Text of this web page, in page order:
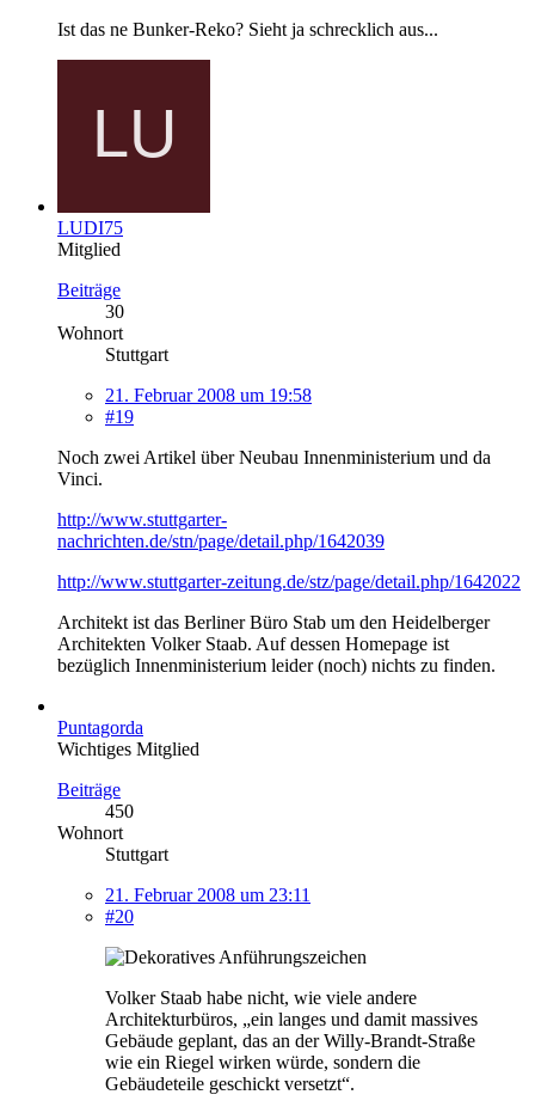
Ist das ne Bunker-Reko? Sieht ja schrecklich aus...
LUDI75
Mitglied
Beiträge
30
Wohnort
Stuttgart
21. Februar 2008 um 19:58
#19
Noch zwei Artikel über Neubau Innenministerium und da
Vinci.
http://www.stuttgarter-
nachrichten.de/stn/page/detail.php/1642039
http://www.stuttgarter-zeitung.de/stz/page/detail.php/1642022
Architekt ist das Berliner Büro Stab um den Heidelberger
Architekten Volker Staab. Auf dessen Homepage ist
bezüglich Innenministerium leider (noch) nichts zu finden.
Puntagorda
Wichtiges Mitglied
Beiträge
450
Wohnort
Stuttgart
21. Februar 2008 um 23:11
#20
Volker Staab habe nicht, wie viele andere
Architekturbüros, „ein langes und damit massives
Gebäude geplant, das an der Willy-Brandt-Straße
wie ein Riegel wirken würde, sondern die
Gebäudeteile geschickt versetzt“.